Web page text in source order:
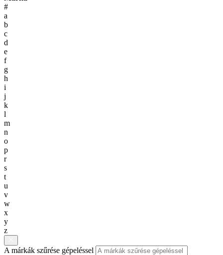
#
a
b
c
d
e
f
g
h
i
j
k
l
m
n
o
p
r
s
t
u
v
w
x
y
z
A márkák szűrése gépeléssel